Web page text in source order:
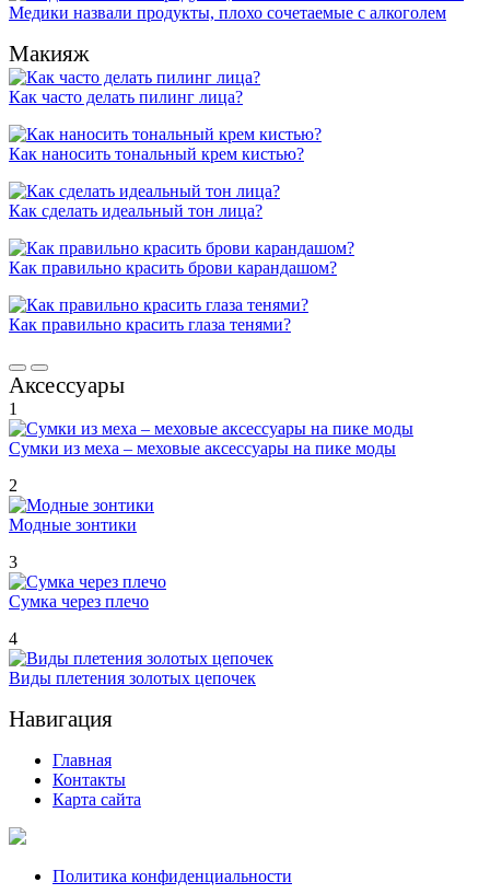
Медики назвали продукты, плохо сочетаемые с алкоголем
Макияж
Как часто делать пилинг лица?
Как наносить тональный крем кистью?
Как сделать идеальный тон лица?
Как правильно красить брови карандашом?
Как правильно красить глаза тенями?
Аксессуары
1
Сумки из меха – меховые аксессуары на пике моды
2
Модные зонтики
3
Сумка через плечо
4
Виды плетения золотых цепочек
Навигация
Главная
Контакты
Карта сайта
Политика конфиденциальности